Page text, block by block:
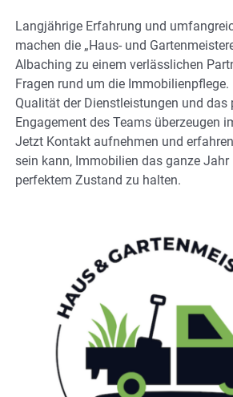
Langjährige Erfahrung und
machen die „Haus- und
Albaching zu einem verlässlichen
Fragen rund um die Immobilienpflege.
Qualität der Dienstleistungen und das
Engagement des Teams überzeugen
Jetzt Kontakt aufnehmen und
sein kann, Immobilien das ganze Jahr
perfektem Zustand zu halten.